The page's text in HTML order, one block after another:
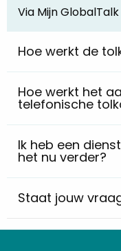
Via Mijn GlobalTalk
Hoe werkt de
Hoe werkt het
telefonische
Ik heb een
het nu verder?
Staat jouw